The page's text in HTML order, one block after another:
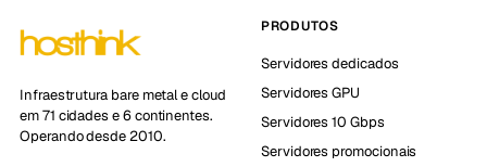
Infraestrutura bare metal e cloud
em 71 cidades e 6 continentes.
Operando desde 2010.
PRODUTOS
Servidores dedicados
Servidores GPU
Servidores 10 Gbps
Servidores promocionais